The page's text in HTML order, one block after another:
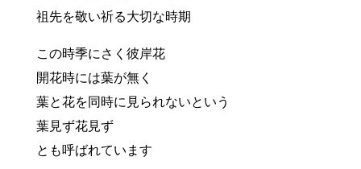
祖先を敬い祈る大切な時期
この時季にさく彼岸花
開花時には葉が無く
葉と花を同時に見られないという
葉見ず花見ず
とも呼ばれています